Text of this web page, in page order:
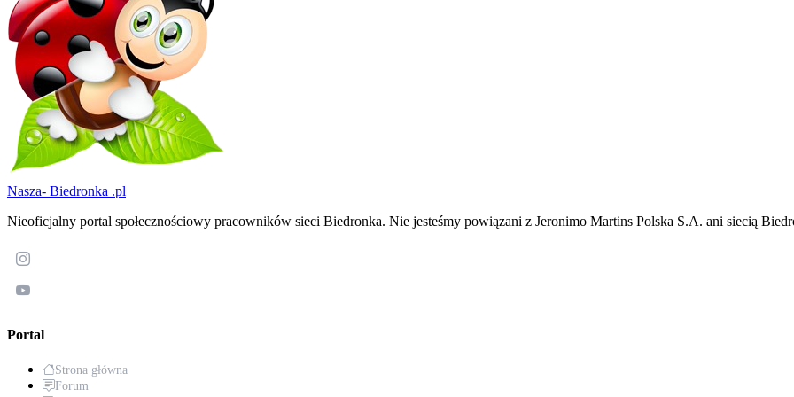
Nasza- Biedronka .pl
Nieoficjalny portal społecznościowy pracowników sieci Biedronka. Nie jesteśmy powiązani z Jeronimo Martins Polska S.A. ani siecią
Portal
Strona główna
Forum